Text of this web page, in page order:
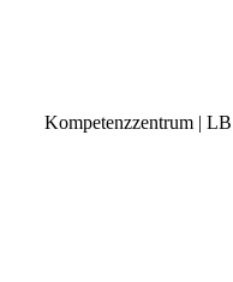
Kompetenzzentrum |